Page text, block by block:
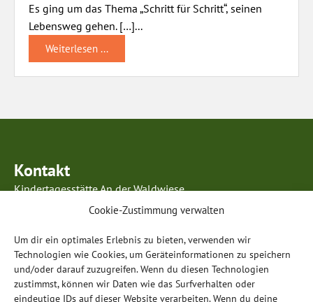
Cookie-Zustimmung verwalten
Um dir ein optimales Erlebnis zu bieten, verwenden wir
Technologien wie Cookies, um Geräteinformationen zu speichern
und/oder darauf zuzugreifen. Wenn du diesen Technologien
zustimmst, können wir Daten wie das Surfverhalten oder
eindeutige IDs auf dieser Website verarbeiten. Wenn du deine
Es ging um das Thema „Schritt für Schritt“, seinen
Lebensweg gehen. […]...
Weiterlesen ...
Kontakt
Kindertagesstätte An der Waldwiese
Kurmainzer Ring 63
Telefon: 0 60 28 / 99 85 96 5
E-Mail:info@anderwaldwiese-sulzbach.de
Öffnungszeiten